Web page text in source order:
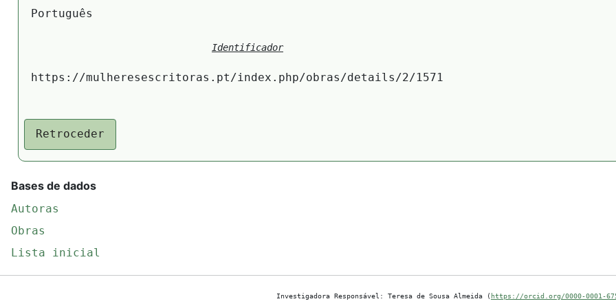
Português
Identificador
https://mulheresescritoras.pt/index.php/obras/details/2/1571
Retroceder
Bases de dados
Autoras
Obras
Lista inicial
Investigadora Responsável: Teresa de Sousa Almeida ( https://orcid.org/0000-0001-